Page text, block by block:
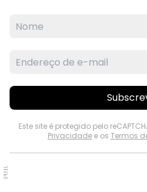
Este site é protegido pelo
Privacidadee os Termos
PUB.